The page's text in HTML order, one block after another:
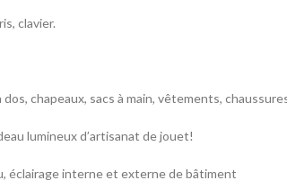
clavier.
chapeaux, sacs à main, vêtements,
lumineux d’artisanat de jouet!
éclairage interne et externe de bâtiment